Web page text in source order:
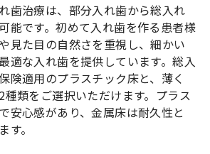
歯治療は、部分入れ歯から総入れ
能です。初めて入れ歯を作る患者様
見た目の自然さを重視し、細かい
適な入れ歯を提供しています。総入
険適用のプラスチック床と、薄く
類をご選択いただけます。プラス
安心感があり、金属床は耐久性と
。